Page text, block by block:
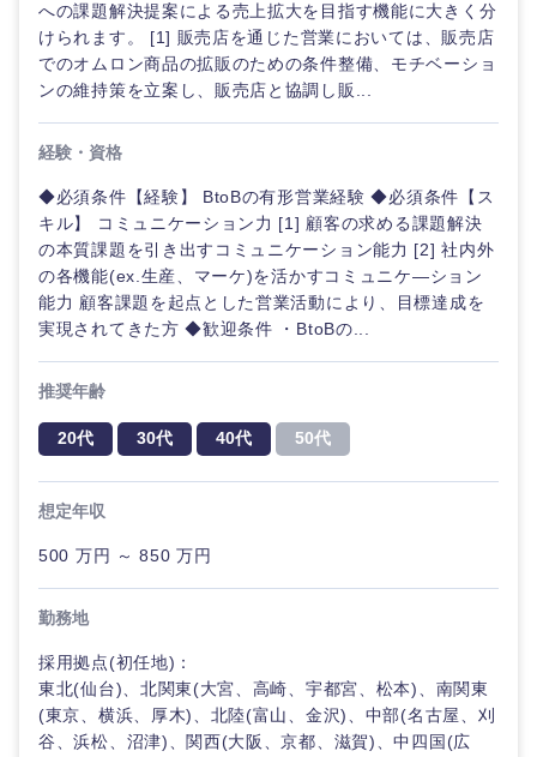
経営企
画・事業
企画
管理
SCM
人事
マーケテ
ィング
業
サービス
クリエイ
ティブ
コンサル
タント
すべての経営企画・事業企
画
事業企画・事業開発
事業管理
新規事業企画・立上げ
M&A・事業投資
政策渉外
経営企画・事業企画
経営ボード
SCM
人事
マーケティング
サービス
コンサルタント
専門職
技術職（IT）、Webサービス・制作、ゲーム
技術職（モノづくり）
商社・卸
エネルギー・資源・環境
自動車・機械・船舶
電気・電子・半導体
素材・化学・金属
メディカル・ヘルスケア・ライフサイエンス
金融
建設・不動産
倉庫・運輸・物流
小売・通販・外食
北海道・東北地方
北海道 青森県
秋田県
宮城県 山形県
福島県
希望年収
50代
フリーワード
急募 第二新卒
転勤なし
フルリモート
年間休日120日以
への課題解決提案による売上拡大を目指す機能に大きく分
けられます。 [1] 販売店を通じた営業においては、販売店
でのオムロン商品の拡販のための条件整備、モチベーショ
ンの維持策を立案し、販売店と協調し販...
経験・資格
◆必須条件【経験】 BtoBの有形営業経験 ◆必須条件【ス
キル】 コミュニケーション力 [1] 顧客の求める課題解決
の本質課題を引き出すコミュニケーション能力 [2] 社内外
の各機能(ex.生産、マーケ)を活かすコミュニケ―ション
能力 顧客課題を起点とした営業活動により、目標達成を
実現されてきた方 ◆歓迎条件 ・BtoBの...
推奨年齢
20代 30代 40代 50代
想定年収
500 万円 ～ 850 万円
勤務地
採用拠点(初任地)：
東北(仙台)、北関東(大宮、高崎、宇都宮、松本)、南関東
(東京、横浜、厚木)、北陸(富山、金沢)、中部(名古屋、刈
谷、浜松、沼津)、関西(大阪、京都、滋賀)、中四国(広